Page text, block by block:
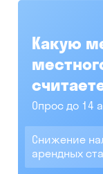
Какую
Опрос до 14
Снижение
арендных